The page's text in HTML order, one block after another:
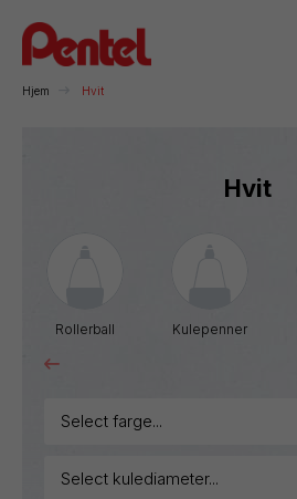
Hjem Hvit
Hvit
Rollerball Kulepenner
select farge...
select kulediameter...